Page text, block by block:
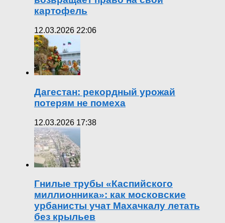
картофель
12.03.2026 22:06
Дагестан: рекордный урожай
потерям не помеха
12.03.2026 17:38
Гнилые трубы «Каспийского
миллионника»: как московские
урбанисты учат Махачкалу летать
без крыльев